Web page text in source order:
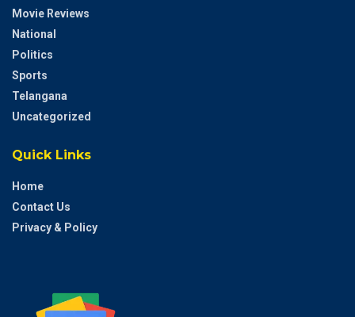
Movie Reviews
National
Politics
Sports
Telangana
Uncategorized
Quick Links
Home
Contact Us
Privacy & Policy